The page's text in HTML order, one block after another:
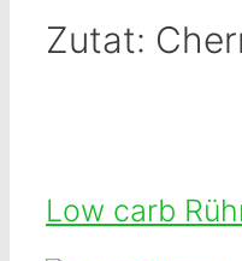
Zutat:
Low carb